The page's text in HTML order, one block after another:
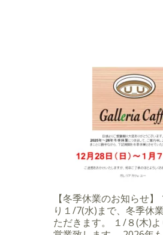
【冬季休業のお知らせ
り１/7(水)まで、冬季休
ただきます。 １/８(木)よ